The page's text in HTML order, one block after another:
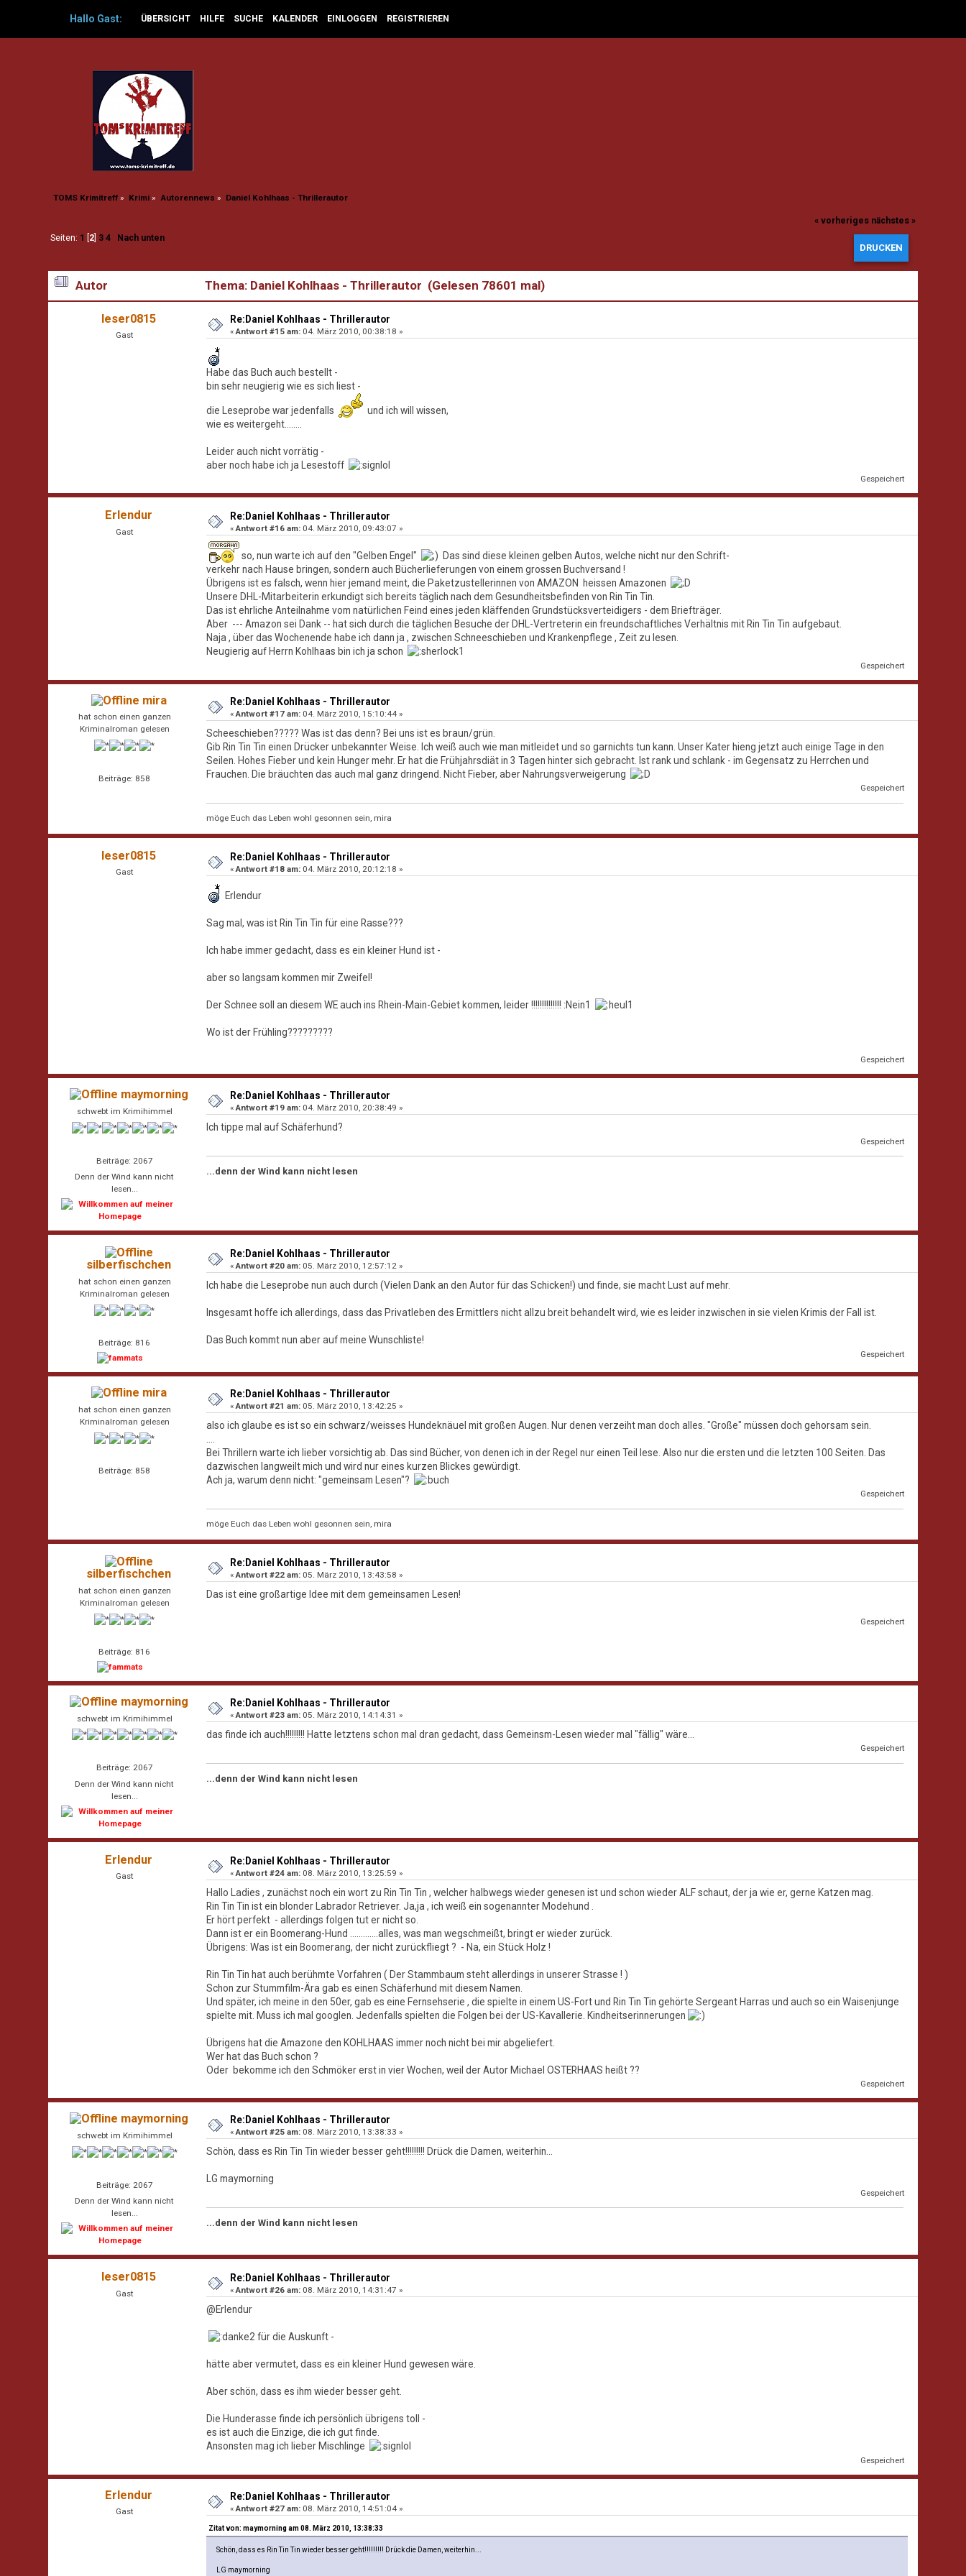
Hallo Gast: ÜBERSICHT HILFE SUCHE KALENDER EINLOGGEN REGISTRIEREN
TOMS Krimitreff » Krimi» Autorennews » Daniel Kohlhaas - Thrillerautor
« vorheriges nächstes »
DRUCKEN
Seiten: 1 2] 3 4 Nach unten
Autor Thema: Daniel Kohlhaas - Thrillerautor (Gelesen 78601 mal)
leser0815
Gast
Re:Daniel Kohlhaas - Thrillerautor
«Antwort #15 am: 04. März 2010, 00:38:18 »
Habe das Buch auch bestellt -
bin sehr neugierig wie es sich liest -
die Leseprobe war jedenfalls
und ich will wissen,
wie es weitergeht........
Leider auch nicht vorrätig -
aber noch habe ich ja Lesestoff
Gespeichert
Erlendur
Gast
Re:Daniel Kohlhaas - Thrillerautor
«Antwort #16 am: 04. März 2010, 09:43:07 »
so, nun warte ich auf den "Gelben Engel"
Das sind diese kleinen gelben Autos, welche nicht nur den Schrift-
verkehr nach Hause bringen, sondern auch Bücherlieferungen von einem grossen Buchversand !
Übrigens ist es falsch, wenn hier jemand meint, die Paketzustellerinnen von AMAZON heissen Amazonen
Unsere DHL-Mitarbeiterin erkundigt sich bereits täglich nach dem Gesundheitsbefinden von Rin Tin Tin.
Das ist ehrliche Anteilnahme vom natürlichen Feind eines jeden kläffenden Grundstücksverteidigers - dem Briefträger.
Aber --- Amazon sei Dank -- hat sich durch die täglichen Besuche der DHL-Vertreterin ein freundschaftliches Verhältnis mit Rin Tin Tin aufgebaut.
Naja , über das Wochenende habe ich dann ja , zwischen Schneeschieben und Krankenpflege , Zeit zu lesen.
Neugierig auf Herrn Kohlhaas bin ich ja schon
Gespeichert
mira
hat schon einen ganzen
Kriminalroman gelesen
Beiträge: 858
Re:Daniel Kohlhaas - Thrillerautor
«Antwort #17 am: 04. März 2010, 15:10:44 »
Scheeschieben????? Was ist das denn? Bei uns ist es braun/grün.
Gib Rin Tin Tin einen Drücker unbekannter Weise. Ich weiß auch wie man mitleidet und so garnichts tun kann. Unser Kater hieng jetzt auch einige Tage in den
Seilen. Hohes Fieber und kein Hunger mehr. Er hat die Frühjahrsdiät in 3 Tagen hinter sich gebracht. Ist rank und schlank - im Gegensatz zu Herrchen und
Frauchen. Die bräuchten das auch mal ganz dringend. Nicht Fieber, aber Nahrungsverweigerung
Gespeichert
möge Euch das Leben wohl gesonnen sein, mira
leser0815
Gast
Re:Daniel Kohlhaas - Thrillerautor
«Antwort #18 am: 04. März 2010, 20:12:18 »
Erlendur
Sag mal, was ist Rin Tin Tin für eine Rasse???
Ich habe immer gedacht, dass es ein kleiner Hund ist -
aber so langsam kommen mir Zweifel!
Der Schnee soll an diesem WE auch ins Rhein-Main-Gebiet kommen, leider !!!!!!!!!!!!!! :Nein1
Wo ist der Frühling?????????
Gespeichert
maymorning
schwebt im Krimihimmel
Beiträge: 2067
Denn der Wind kann nicht
lesen...
Re:Daniel Kohlhaas - Thrillerautor
«Antwort #19 am: 04. März 2010, 20:38:49 »
Ich tippe mal auf Schäferhund?
Gespeichert
...denn der Wind kann nicht lesen
silberfischchen
hat schon einen ganzen
Kriminalroman gelesen
Beiträge: 816
Re:Daniel Kohlhaas - Thrillerautor
«Antwort #20 am: 05. März 2010, 12:57:12 »
Ich habe die Leseprobe nun auch durch (Vielen Dank an den Autor für das Schicken!) und finde, sie macht Lust auf mehr.
Insgesamt hoffe ich allerdings, dass das Privatleben des Ermittlers nicht allzu breit behandelt wird, wie es leider inzwischen in sie vielen Krimis der Fall ist.
Das Buch kommt nun aber auf meine Wunschliste!
Gespeichert
mira
hat schon einen ganzen
Kriminalroman gelesen
Beiträge: 858
Re:Daniel Kohlhaas - Thrillerautor
«Antwort #21 am: 05. März 2010, 13:42:25 »
also ich glaube es ist so ein schwarz/weisses Hundeknäuel mit großen Augen. Nur denen verzeiht man doch alles. "Große" müssen doch gehorsam sein.
Bei Thrillern warte ich lieber vorsichtig ab. Das sind Bücher, von denen ich in der Regel nur einen Teil lese. Also nur die ersten und die letzten 100 Seiten. Das
dazwischen langweilt mich und wird nur eines kurzen Blickes gewürdigt.
Ach ja, warum denn nicht: "gemeinsam Lesen"?
Gespeichert
möge Euch das Leben wohl gesonnen sein, mira
silberfischchen
hat schon einen ganzen
Kriminalroman gelesen
Beiträge: 816
Re:Daniel Kohlhaas - Thrillerautor
«Antwort #22 am: 05. März 2010, 13:43:58 »
Das ist eine großartige Idee mit dem gemeinsamen Lesen!
Gespeichert
maymorning
schwebt im Krimihimmel
Beiträge: 2067
Denn der Wind kann nicht
lesen...
Re:Daniel Kohlhaas - Thrillerautor
«Antwort #23 am: 05. März 2010, 14:14:31 »
das finde ich auch!!!!!!!!! Hatte letztens schon mal dran gedacht, dass Gemeinsm-Lesen wieder mal "fällig" wäre...
Gespeichert
...denn der Wind kann nicht lesen
Erlendur
Gast
Re:Daniel Kohlhaas - Thrillerautor
«Antwort #24 am: 08. März 2010, 13:25:59 »
Hallo Ladies , zunächst noch ein wort zu Rin Tin Tin , welcher halbwegs wieder genesen ist und schon wieder ALF schaut, der ja wie er, gerne Katzen mag.
Rin Tin Tin ist ein blonder Labrador Retriever. Ja,ja , ich weiß ein sogenannter Modehund .
Er hört perfekt - allerdings folgen tut er nicht so.
Dann ist er ein Boomerang-Hund .............alles, was man wegschmeißt, bringt er wieder zurück.
Übrigens: Was ist ein Boomerang, der nicht zurückfliegt ? - Na, ein Stück Holz !
Rin Tin Tin hat auch berühmte Vorfahren ( Der Stammbaum steht allerdings in unserer Strasse ! )
Schon zur Stummfilm-Ära gab es einen Schäferhund mit diesem Namen.
Und später, ich meine in den 50er, gab es eine Fernsehserie , die spielte in einem US-Fort und Rin Tin Tin gehörte Sergeant Harras und auch so ein Waisenjunge
spielte mit. Muss ich mal googlen. Jedenfalls spielten die Folgen bei der US-Kavallerie. Kindheitserinnerungen
Übrigens hat die Amazone den KOHLHAAS immer noch nicht bei mir abgeliefert.
Wer hat das Buch schon ?
Oder bekomme ich den Schmöker erst in vier Wochen, weil der Autor Michael OSTERHAAS heißt ??
Gespeichert
maymorning
schwebt im Krimihimmel
Beiträge: 2067
Denn der Wind kann nicht
lesen...
Re:Daniel Kohlhaas - Thrillerautor
«Antwort #25 am: 08. März 2010, 13:38:33 »
Schön, dass es Rin Tin Tin wieder besser geht!!!!!!!!! Drück die Damen, weiterhin...
LG maymorning
Gespeichert
...denn der Wind kann nicht lesen
leser0815
Gast
Re:Daniel Kohlhaas - Thrillerautor
«Antwort #26 am: 08. März 2010, 14:31:47 »
@Erlendur
für die Auskunft -
hätte aber vermutet, dass es ein kleiner Hund gewesen wäre.
Aber schön, dass es ihm wieder besser geht.
Die Hunderasse finde ich persönlich übrigens toll -
es ist auch die Einzige, die ich gut finde.
Ansonsten mag ich lieber Mischlinge
Gespeichert
Erlendur
Gast
Re:Daniel Kohlhaas - Thrillerautor
«Antwort #27 am: 08. März 2010, 14:51:04 »
Zitat von: maymorning am 08. März 2010, 13:38:33
Schön, dass es Rin Tin Tin wieder besser geht!!!!!!!!! Drück die Damen, weiterhin...
LG maymorning